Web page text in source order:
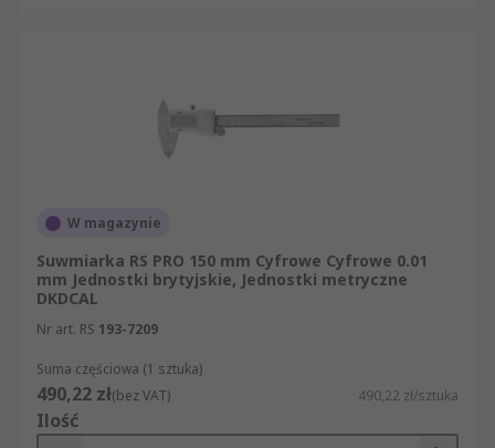
W magazynie
Suwmiarka RS PRO 150 mm Cyfrowe Cyfrowe 0.01
mm Jednostki brytyjskie, Jednostki metryczne
DKDCAL
Nr art. RS 193-7209
Suma częściowa (1 sztuka)
490,22 zł(bez VAT) 490,22 zł/sztuka
Ilość